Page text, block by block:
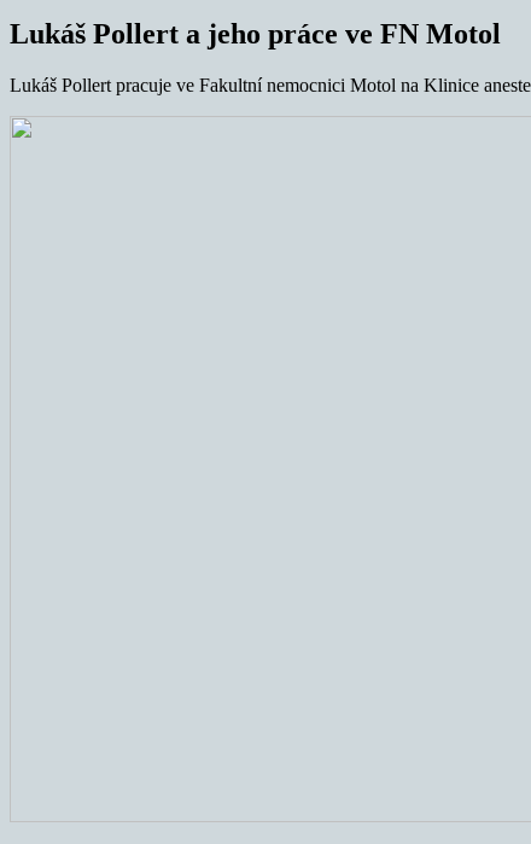
Lukáš Pollert a jeho práce ve FN Motol
Lukáš Pollert pracuje ve Fakultní nemocnici Motol na Klinice